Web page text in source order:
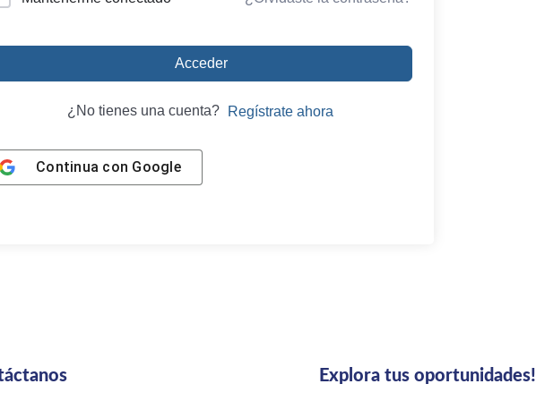
Acceder
¿No tienes una cuenta? Regístrate ahora
Continua con Google
Explora tus oportunidades!